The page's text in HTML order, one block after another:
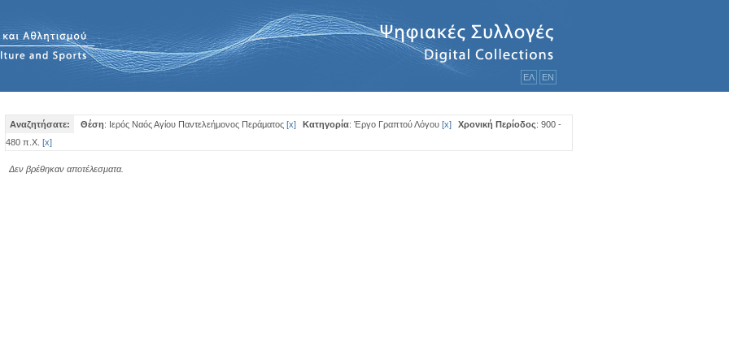
ΕΛ ΕΝ
Αναζητήσατε: Θέση: Ιερός Ναός Αγίου Παντελεήμονος Περάματος [x] Κατηγορία: Έργο Γραπτού Λόγου [x] Χρονική Περίοδος: 900 -
480 π.Χ. [x]
Δεν βρέθηκαν αποτέλεσματα.